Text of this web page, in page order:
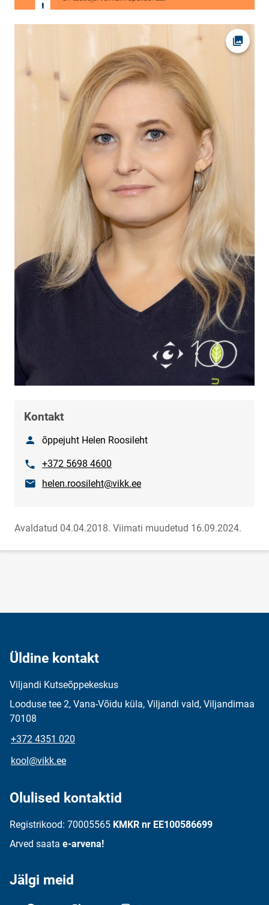
Ava
Kontakt
Nimiõppejuht Helen Roosileht
Telefon+372 5698 4600
E-posthelen.roosileht@vikk.ee
Avaldatud 04.04.2018. Viimati muudetud 16.09.2024.
Üldine kontakt
Viljandi Kutseõppekeskus
Looduse tee 2, Vana-Võidu küla, Viljandi vald, Viljandimaa
70108
+372 4351 020
kool@vikk.ee
Olulised kontaktid
Registrikood: 70005565 KMKR nr EE100586699
Arved saata e-arvena!
Jälgi meid